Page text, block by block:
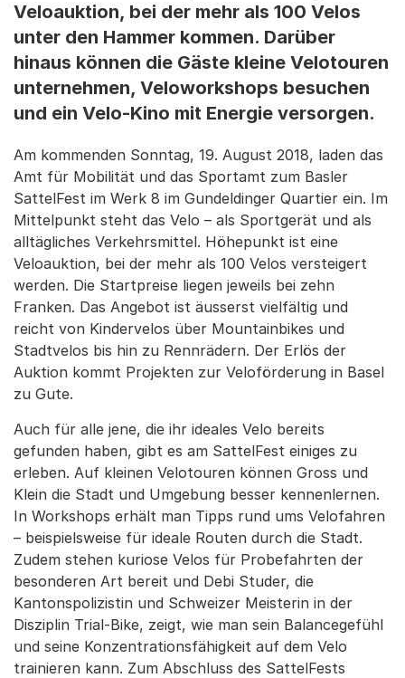
Veloauktion, bei der mehr als 100 Velos
unter den Hammer kommen. Darüber
hinaus können die Gäste kleine Velotouren
unternehmen, Veloworkshops besuchen
und ein Velo-Kino mit Energie versorgen.
Am kommenden Sonntag, 19. August 2018, laden das
Amt für Mobilität und das Sportamt zum Basler
SattelFest im Werk 8 im Gundeldinger Quartier ein. Im
Mittelpunkt steht das Velo – als Sportgerät und als
alltägliches Verkehrsmittel. Höhepunkt ist eine
Veloauktion, bei der mehr als 100 Velos versteigert
werden. Die Startpreise liegen jeweils bei zehn
Franken. Das Angebot ist äusserst vielfältig und
reicht von Kindervelos über Mountainbikes und
Stadtvelos bis hin zu Rennrädern. Der Erlös der
Auktion kommt Projekten zur Veloförderung in Basel
zu Gute.
Auch für alle jene, die ihr ideales Velo bereits
gefunden haben, gibt es am SattelFest einiges zu
erleben. Auf kleinen Velotouren können Gross und
Klein die Stadt und Umgebung besser kennenlernen.
In Workshops erhält man Tipps rund ums Velofahren
– beispielsweise für ideale Routen durch die Stadt.
Zudem stehen kuriose Velos für Probefahrten der
besonderen Art bereit und Debi Studer, die
Kantonspolizistin und Schweizer Meisterin in der
Disziplin Trial-Bike, zeigt, wie man sein Balancegefühl
und seine Konzentrationsfähigkeit auf dem Velo
trainieren kann. Zum Abschluss des SattelFests